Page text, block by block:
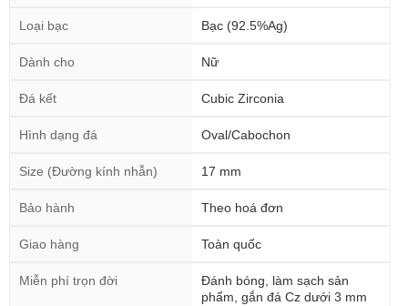
Loại bạc Bạc (92.5%Ag)
Dành cho Nữ
Đá kết Cubic Zirconia
Hình dạng đá Oval/Cabochon
Size (Đường kính nhẫn) 17 mm
Bảo hành Theo hoá đơn
Giao hàng Toàn quốc
Miễn phí trọn đời
Đánh bóng, làm sạch sản
phẩm, gắn đá Cz dưới 3 mm